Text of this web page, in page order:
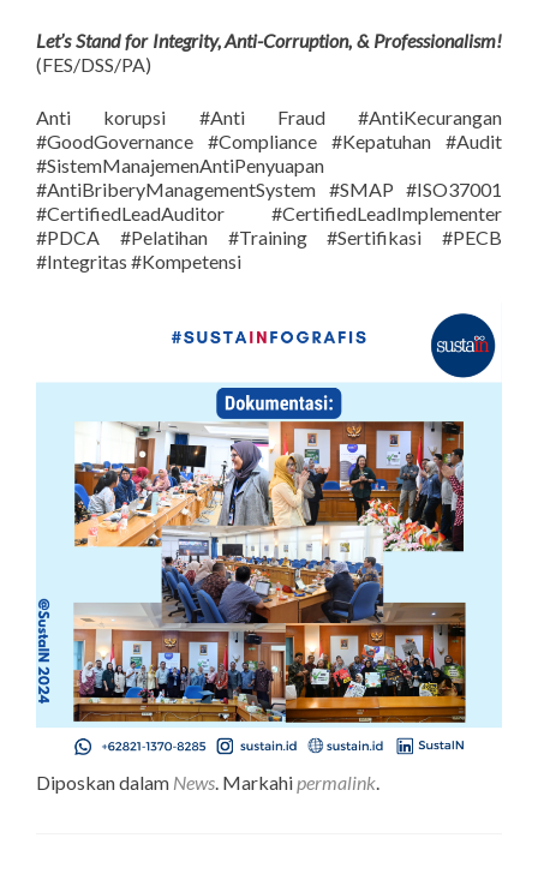
Let’s Stand for Integrity, Anti-Corruption, & Professionalism!
(FES/DSS/PA)
Anti korupsi #Anti Fraud #AntiKecurangan
#GoodGovernance #Compliance #Kepatuhan #Audit
#SistemManajemenAntiPenyuapan
#AntiBriberyManagementSystem #SMAP #ISO37001
#CertifiedLeadAuditor #CertifiedLeadImplementer
#PDCA #Pelatihan #Training #Sertifikasi #PECB
#Integritas #Kompetensi
Diposkan dalam News. Markahipermalink.